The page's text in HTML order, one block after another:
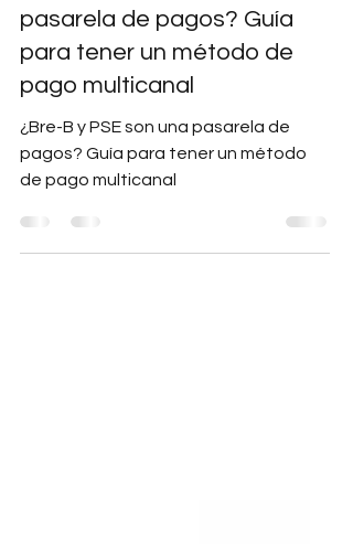
¿Bre-B y PSE son una
pasarela de pagos? Guía
para tener un método de
pago multicanal
¿Bre-B y PSE son una pasarela de
de pago multicanal